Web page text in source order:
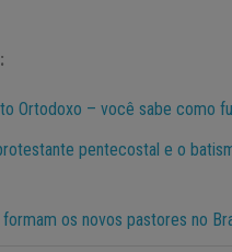
Ortodoxo – você sabe como
pentecostal e o
os novos pastores no